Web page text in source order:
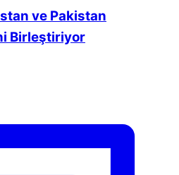
ve Pakistan
Birleştiriyor